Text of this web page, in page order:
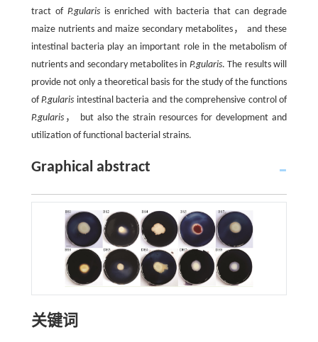
tract of P.gularis is enriched with bacteria that can degrade
maize nutrients and maize secondary metabolites， and these
intestinal bacteria play an important role in the metabolism of
nutrients and secondary metabolites in P.gularis. The results will
provide not only a theoretical basis for the study of the functions
ofP.gularis intestinal bacteria and the comprehensive control of
P.gularis， but also the strain resources for development and
utilization of functional bacterial strains.
Graphical abstract
关键词